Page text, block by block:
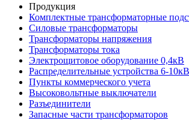
Продукция
Комплектные трансформаторные
Силовые трансформаторы
Трансформаторы напряжения
Трансформаторы тока
Электрощитовое оборудование 0,4кВ
Распределительные устройства 6-10кВ
Пункты коммерческого учета
Высоковольтные выключатели
Разъединители
Запасные части трансформаторов